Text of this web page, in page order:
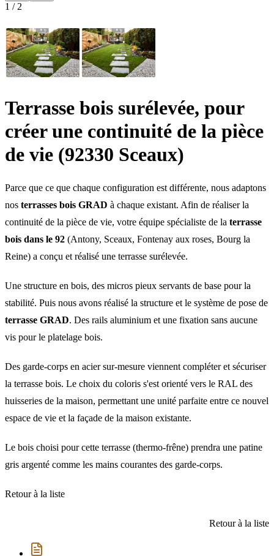
1 / 2
Terrasse bois surélevée, pour
créer une continuité de la pièce
de vie (92330 Sceaux)
Parce que ce que chaque configuration est différente, nous adaptons
nos terrasses bois GRAD à chaque existant. Afin de réaliser la
continuité de la pièce de vie, votre équipe spécialiste de la terrasse
bois dans le 92 (Antony, Sceaux, Fontenay aux roses, Bourg la
Reine) a conçu et réalisé une terrasse surélevée.
Une structure en bois, des micros pieux servants de base pour la
stabilité. Puis nous avons réalisé la structure et le système de pose de
terrasse GRAD. Des rails aluminium et une fixation sans aucune
vis pour le platelage bois.
Des garde-corps en acier sur-mesure viennent compléter et sécuriser
la terrasse bois. Le choix du coloris s'est orienté vers le RAL des
huisseries de la maison, permettant une unité parfaite entre ce nouvel
espace de vie et la façade de la maison existante.
Le bois choisi pour cette terrasse (thermo-frêne) prendra une patine
gris argenté comme les mains courantes des garde-corps.
Retour à la liste
Retour à la liste